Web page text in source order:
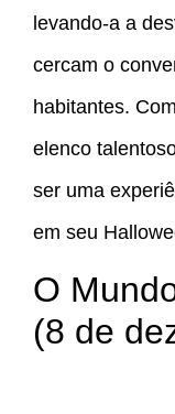
levando-a a
cercam o
habitantes.
elenco
ser uma
em seu
O
(8 de